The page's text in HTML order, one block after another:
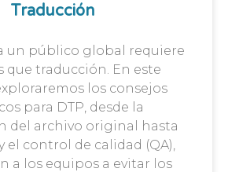
Traducción
un público global requiere
que traducción. En este
los consejos
para DTP, desde la
del archivo original hasta
el control de calidad (QA),
a los equipos a evitar los